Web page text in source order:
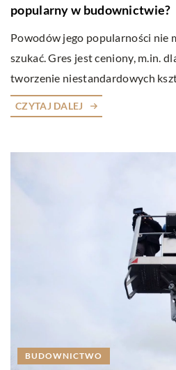
popularny w budownictwie?
Powodów jego popularności nie
szukać. Gres jest ceniony, m.in.
tworzenie niestandardowych
CZYTAJ DALEJ
BUDOWNICTWO